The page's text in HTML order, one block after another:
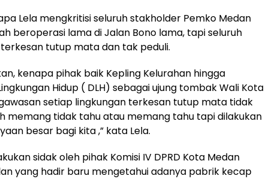
Lela mengkritisi seluruh stakholder Pemko Medan
beroperasi lama di Jalan Bono lama, tapi seluruh
tutup mata dan tak peduli.
kenapa pihak baik Kepling Kelurahan hingga
Hidup ( DLH) sebagai ujung tombak Wali Kota
setiap lingkungan terkesan tutup mata tidak
memang tidak tahu atau memang tahu tapi dilakukan
besar bagi kita ,” kata Lela.
sidak oleh pihak Komisi IV DPRD Kota Medan
yang hadir baru mengetahui adanya pabrik kecap